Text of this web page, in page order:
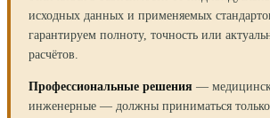
исходных данных и применяемых
гарантируем полноту, точность или
расчётов.
Профессиональные решения —
инженерные — должны приниматься